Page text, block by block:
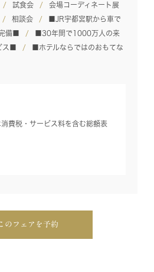
試食会
会場コーディネート展
相談会
■JR宇都宮駅から車で
備■
■30年間で1000万人の来
ス■
■ホテルならではのおもてな
費税・サービス料を含む総額表
のフェアを予約